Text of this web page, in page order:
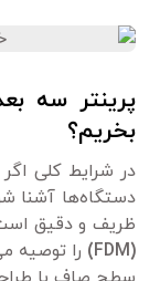
پرینتر سه
بخریم؟
در شرایط کلی
دستگاه‌ها آشنا
ظریف و دقیق
(FDM)
را توصیه